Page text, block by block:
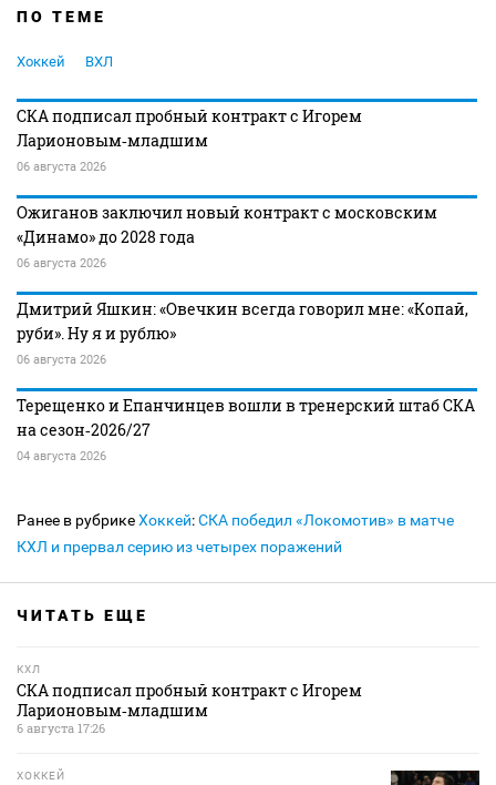
ПО ТЕМЕ
Хоккей ВХЛ
СКА подписал пробный контракт с Игорем
Ларионовым‑младшим
06 августа 2026
Ожиганов заключил новый контракт с московским
«Динамо» до 2028 года
06 августа 2026
Дмитрий Яшкин: «Овечкин всегда говорил мне: «Копай,
руби». Ну я и рублю»
06 августа 2026
Терещенко и Епанчинцев вошли в тренерский штаб СКА
на сезон‑2026/27
04 августа 2026
Ранее в рубрикеХоккей:СКА победил «Локомотив» в матче
КХЛ и прервал серию из четырех поражений
ЧИТАТЬ ЕЩЕ
КХЛ
СКА подписал пробный контракт с Игорем
Ларионовым‑младшим
6 августа 17:26
ХОККЕЙ